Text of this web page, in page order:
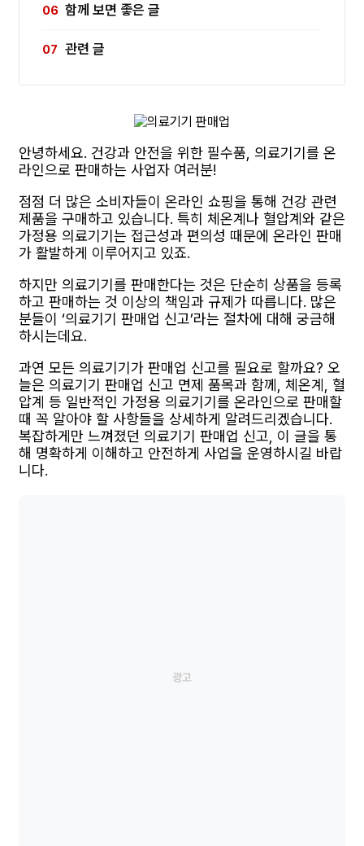
함께 보면 좋은 글
관련 글
안녕하세요. 건강과 안전을 위한 필수품, 의료기기를 온
라인으로 판매하는 사업자 여러분!
점점 더 많은 소비자들이 온라인 쇼핑을 통해 건강 관련
제품을 구매하고 있습니다. 특히 체온계나 혈압계와 같은
가정용 의료기기는 접근성과 편의성 때문에 온라인 판매
가 활발하게 이루어지고 있죠.
하지만 의료기기를 판매한다는 것은 단순히 상품을 등록
하고 판매하는 것 이상의 책임과 규제가 따릅니다. 많은
분들이 ‘의료기기 판매업 신고’라는 절차에 대해 궁금해
하시는데요.
과연 모든 의료기기가 판매업 신고를 필요로 할까요? 오
늘은 의료기기 판매업 신고 면제 품목과 함께, 체온계, 혈
압계 등 일반적인 가정용 의료기기를 온라인으로 판매할
때 꼭 알아야 할 사항들을 상세하게 알려드리겠습니다.
복잡하게만 느껴졌던 의료기기 판매업 신고, 이 글을 통
해 명확하게 이해하고 안전하게 사업을 운영하시길 바랍
니다.